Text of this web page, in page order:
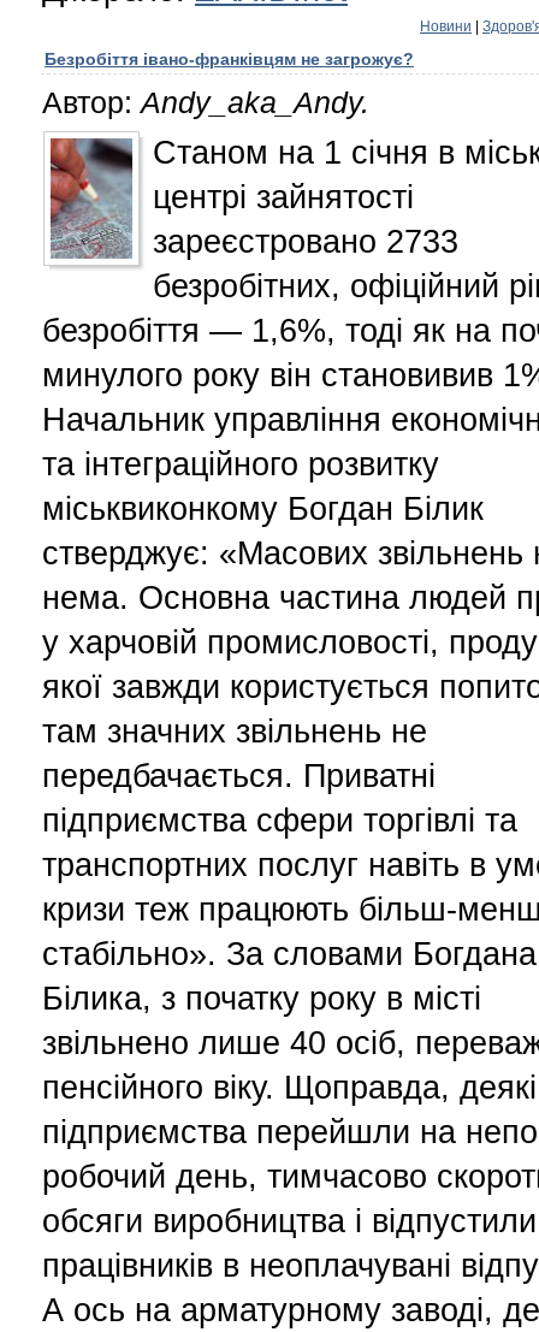
Новини
Безробіття івано-франківцям не загрожує?
Автор:Andy_aka_Andy.
Станом на 1 січня в
центрі зайнятості
зареєстровано 2733
безробітних, офіційний
безробіття — 1,6%, тоді як на
минулого року він становивив
Начальник управління
та інтеграційного розвитку
міськвиконкому Богдан Білик
стверджує: «Масових звільнень
нема. Основна частина людей
у харчовій промисловості,
якої завжди користується
там значних звільнень не
передбачається. Приватні
підприємства сфери торгівлі та
транспортних послуг навіть в
кризи теж працюють більш-
стабільно». За словами Богдана
Білика, з початку року в місті
звільнено лише 40 осіб,
пенсійного віку. Щоправда, деякі
підприємства перейшли на
робочий день, тимчасово
обсяги виробництва і відпустили
працівників в неоплачувані
А ось на арматурному заводі, де